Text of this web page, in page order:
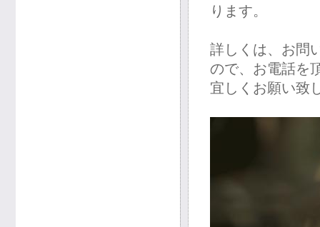
ります。
詳しくは、お問
ので、お電話を
宜しくお願い致